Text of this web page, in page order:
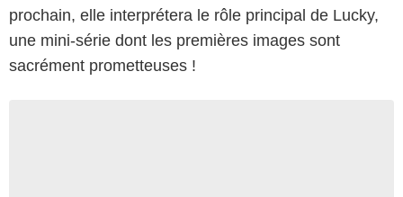
prochain, elle interprétera le rôle principal de Lucky,
une mini-série dont les premières images sont
sacrément prometteuses !